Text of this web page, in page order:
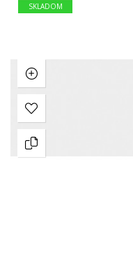
SKLADOM